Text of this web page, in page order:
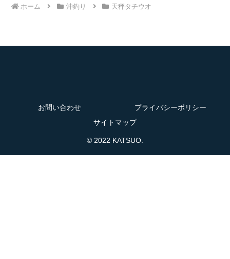
ホーム 沖釣り 天秤タチウオ
お問い合わせ
プライバシーポリシー
サイトマップ
© 2022 KATSUO.